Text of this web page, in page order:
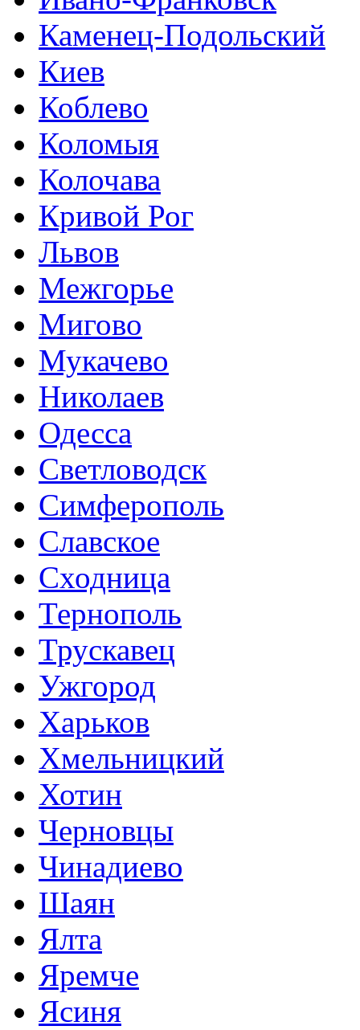
Каменец-Подольский
Киев
Коблево
Коломыя
Колочава
Кривой Рог
Львов
Межгорье
Мигово
Мукачево
Николаев
Одесса
Светловодск
Симферополь
Славское
Сходница
Тернополь
Трускавец
Ужгород
Харьков
Хмельницкий
Хотин
Черновцы
Чинадиево
Шаян
Ялта
Яремче
Ясиня